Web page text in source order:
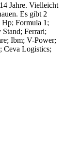
Jahre. Vielleicht
Es gibt 2
Formula 1;
Ferrari;
Ibm; V-Power;
Ceva Logistics;